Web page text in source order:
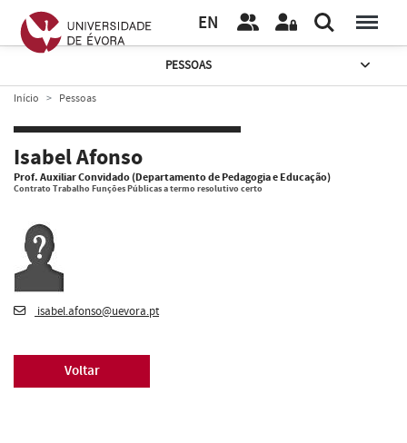
EN
PESSOAS
Início Pessoas
Isabel Afonso
Prof. Auxiliar Convidado (Departamento de Pedagogia e Educação)
Contrato Trabalho Funções Públicas a termo resolutivo certo
isabel.afonso@uevora.pt
Voltar